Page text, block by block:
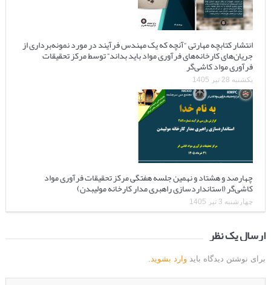
انتشار کتابچه مهارتی “آنچه که یک مهندس فرآیند در مورد نمونه‌برداری از
جریان‌های کارخانه‌های فرآوری مواد باید بداند” توسط مرکز تحقیقات
فرآوری مواد کاشی‌گر
یکشنبه 28 تیر 1405
چهارصد و هشتاد و نهمین جلسه هفتگی مرکز تحقیقات فرآوری مواد
کاشی‌گر (استانداردسازی راهبری مدار کارخانه مولیبدن)
چهارشنبه 3 تیر 1405
ارسال یک نظر
برای نوشتن دیدگاه باید وارد بشوید